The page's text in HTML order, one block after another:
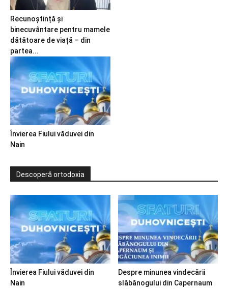
Recunoștință și
binecuvântare pentru mamele
dătătoare de viață – din
partea...
Învierea Fiului văduvei din
Nain
Descoperă ortodoxia
Învierea Fiului văduvei din
Nain
Despre minunea vindecării
slăbănogului din Capernaum